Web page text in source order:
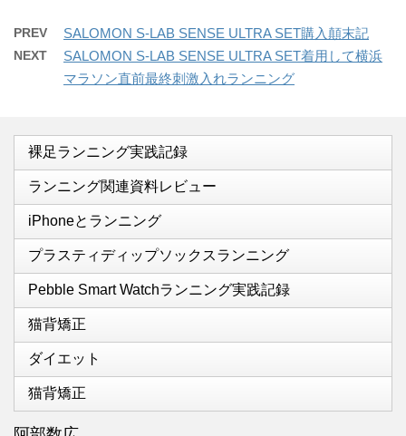
PREV SALOMON S-LAB SENSE ULTRA SET購入顛末記
NEXT
SALOMON S-LAB SENSE ULTRA SET着用して横浜
マラソン直前最終刺激入れランニング
裸足ランニング実践記録
ランニング関連資料レビュー
iPhoneとランニング
プラスティディップソックスランニング
Pebble Smart Watchランニング実践記録
猫背矯正
ダイエット
猫背矯正